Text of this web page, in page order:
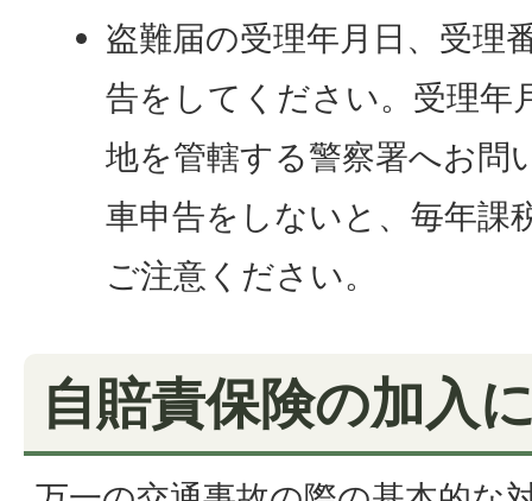
盗難届の受理年月日、受理
告をしてください。受理年
地を管轄する警察署へお問
車申告をしないと、毎年課
ご注意ください。
自賠責保険の加入